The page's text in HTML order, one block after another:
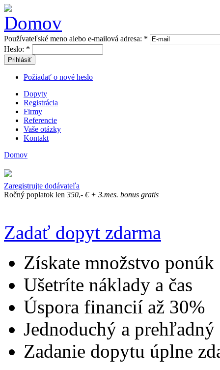
Používateľské meno alebo e-mailová adresa: *
Heslo: *
Prihlásiť
Požiadať o nové heslo
Dopyty
Registrácia
Firmy
Referencie
Vaše otázky
Kontakt
Domov
Zaregistrujte dodávateľa
Ročný poplatok len 350,- € + 3.mes. bonus gratis
Zadať dopyt zdarma
Získate množstvo ponúk
Ušetríte náklady a čas
Úspora financií až 30%
Jednoduchý a prehľadný
Zadanie dopytu úplne